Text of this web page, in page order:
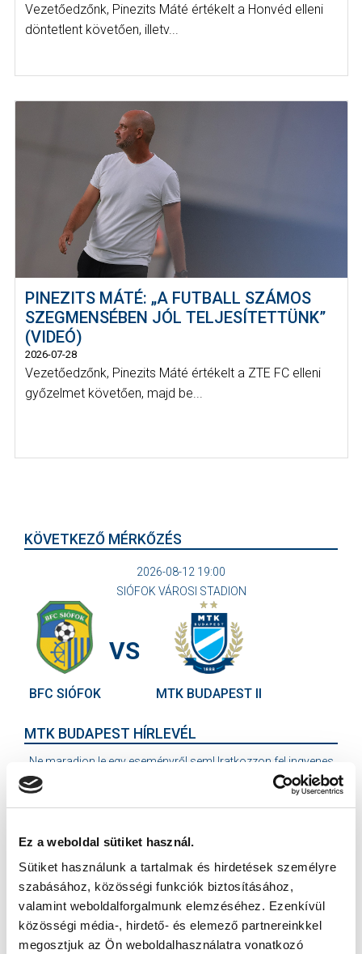
Ez a weboldal sütiket használ.
Sütiket használunk a tartalmak és hirdetések személyre
szabásához, közösségi funkciók biztosításához,
valamint weboldalforgalmunk elemzéséhez. Ezenkívül
közösségi média-, hirdető- és elemező partnereinkkel
megosztjuk az Ön weboldalhasználatra vonatkozó
Vezetőedzőnk, Pinezits Máté értékelt a Honvéd elleni
döntetlent követően, illetv...
PINEZITS MÁTÉ: „A FUTBALL SZÁMOS
SZEGMENSÉBEN JÓL TELJESÍTETTÜNK”
(VIDEÓ)
2026-07-28
Vezetőedzőnk, Pinezits Máté értékelt a ZTE FC elleni
győzelmet követően, majd be...
KÖVETKEZŐ MÉRKŐZÉS
2026-08-12 19:00
SIÓFOK VÁROSI STADION
BFC SIÓFOK
VS
MTK BUDAPEST II
MTK BUDAPEST HÍRLEVÉL
Ne maradjon le egy eseményről sem! Iratkozzon fel ingyenes
FELIRATKOZOM